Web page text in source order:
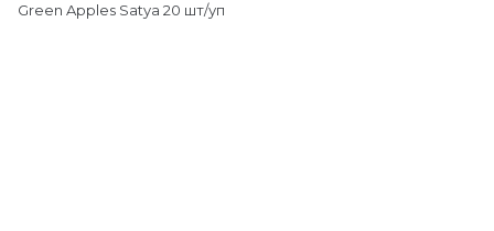
Green Apples Satya 20 шт/уп